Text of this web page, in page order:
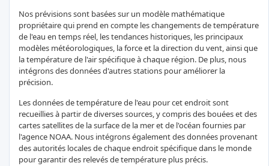
Nos prévisions sont basées sur un modèle mathématique
propriétaire qui prend en compte les changements de température
de l'eau en temps réel, les tendances historiques, les principaux
modèles météorologiques, la force et la direction du vent, ainsi que
la température de l'air spécifique à chaque région. De plus, nous
intégrons des données d'autres stations pour améliorer la
précision.
Les données de température de l'eau pour cet endroit sont
recueillies à partir de diverses sources, y compris des bouées et des
cartes satellites de la surface de la mer et de l'océan fournies par
l'agence NOAA. Nous intégrons également des données provenant
des autorités locales de chaque endroit spécifique dans le monde
pour garantir des relevés de température plus précis.